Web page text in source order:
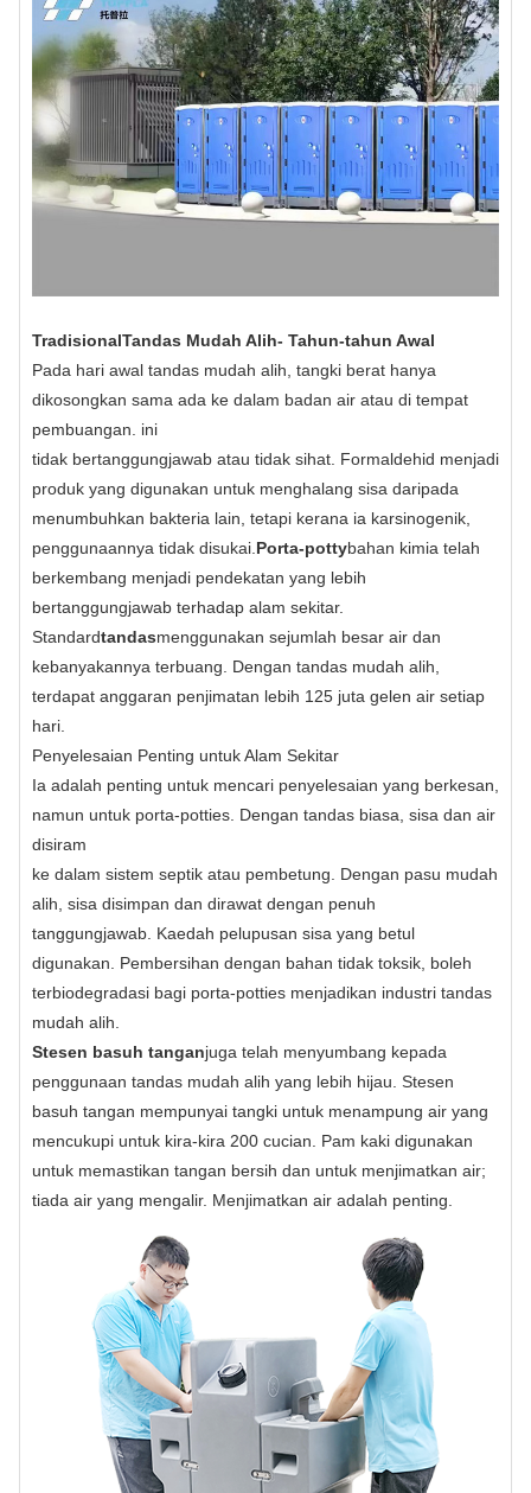
TradisionalTandas Mudah Alih- Tahun-tahun Awal
Pada hari awal tandas mudah alih, tangki berat hanya
dikosongkan sama ada ke dalam badan air atau di tempat
pembuangan. ini
tidak bertanggungjawab atau tidak sihat. Formaldehid menjadi
produk yang digunakan untuk menghalang sisa daripada
menumbuhkan bakteria lain, tetapi kerana ia karsinogenik,
penggunaannya tidak disukai. Porta-pottybahan kimia telah
berkembang menjadi pendekatan yang lebih
bertanggungjawab terhadap alam sekitar.
Standardtandasmenggunakan sejumlah besar air dan
kebanyakannya terbuang. Dengan tandas mudah alih,
terdapat anggaran penjimatan lebih 125 juta gelen air setiap
hari.
Penyelesaian Penting untuk Alam Sekitar
Ia adalah penting untuk mencari penyelesaian yang berkesan,
namun untuk porta-potties. Dengan tandas biasa, sisa dan air
disiram
ke dalam sistem septik atau pembetung. Dengan pasu mudah
alih, sisa disimpan dan dirawat dengan penuh
tanggungjawab. Kaedah pelupusan sisa yang betul
digunakan. Pembersihan dengan bahan tidak toksik, boleh
terbiodegradasi bagi porta-potties menjadikan industri tandas
mudah alih.
Stesen basuh tanganjuga telah menyumbang kepada
penggunaan tandas mudah alih yang lebih hijau. Stesen
basuh tangan mempunyai tangki untuk menampung air yang
mencukupi untuk kira-kira 200 cucian. Pam kaki digunakan
untuk memastikan tangan bersih dan untuk menjimatkan air;
tiada air yang mengalir. Menjimatkan air adalah penting.